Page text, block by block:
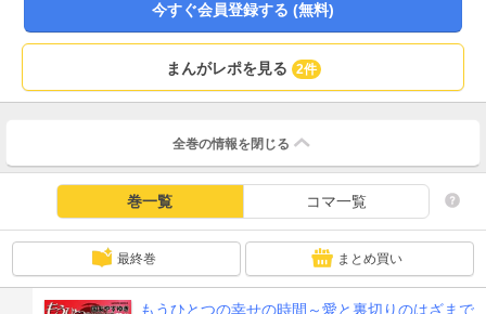
今すぐ会員登録する (無料)
まんがレポを見る 2件
全巻の情報を 閉じる
巻一覧 コマ一覧
最終巻 まとめ買い
もうひとつの幸せの時間～愛と裏切りのはざまで